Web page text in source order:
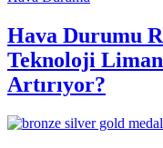
Hava Durumu
Teknoloji
Artırıyor?